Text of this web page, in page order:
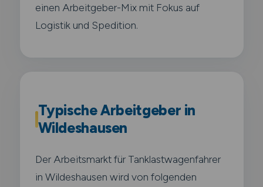
einen Arbeitgeber-Mix mit Fokus auf
Logistik und Spedition.
Typische Arbeitgeber in
Wildeshausen
Der Arbeitsmarkt für Tanklastwagenfahrer
in Wildeshausen wird von folgenden